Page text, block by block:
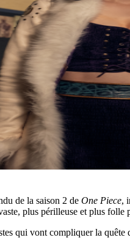
de la saison 2 de One Piece,
plus périlleuse et plus
qui vont compliquer la quête